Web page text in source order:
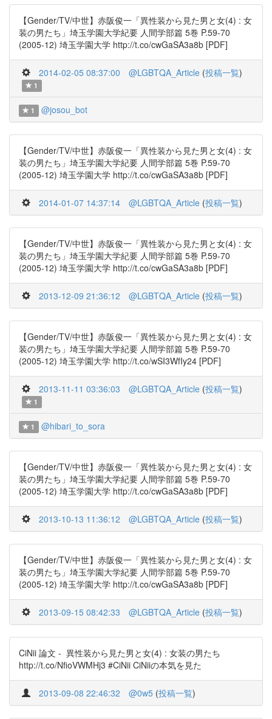
【Gender/TV/中世】赤阪俊一「異性装から見た男と女(4) : 女
装の男たち」埼玉学園大学紀要 人間学部篇 5巻 P.59-70
(2005-12) 埼玉学園大学 http://t.co/cwGaSA3a8b [PDF]
2014-02-05 08:37:00 @LGBTQA_Article (投稿一覧)
1
1 @josou_bot
【Gender/TV/中世】赤阪俊一「異性装から見た男と女(4) : 女
装の男たち」埼玉学園大学紀要 人間学部篇 5巻 P.59-70
(2005-12) 埼玉学園大学 http://t.co/cwGaSA3a8b [PDF]
2014-01-07 14:37:14 @LGBTQA_Article (投稿一覧)
【Gender/TV/中世】赤阪俊一「異性装から見た男と女(4) : 女
装の男たち」埼玉学園大学紀要 人間学部篇 5巻 P.59-70
(2005-12) 埼玉学園大学 http://t.co/cwGaSA3a8b [PDF]
2013-12-09 21:36:12 @LGBTQA_Article (投稿一覧)
【Gender/TV/中世】赤阪俊一「異性装から見た男と女(4) : 女
装の男たち」埼玉学園大学紀要 人間学部篇 5巻 P.59-70
(2005-12) 埼玉学園大学 http://t.co/wSI3WfIy24 [PDF]
2013-11-11 03:36:03 @LGBTQA_Article (投稿一覧)
1
1 @hibari_to_sora
【Gender/TV/中世】赤阪俊一「異性装から見た男と女(4) : 女
装の男たち」埼玉学園大学紀要 人間学部篇 5巻 P.59-70
(2005-12) 埼玉学園大学 http://t.co/cwGaSA3a8b [PDF]
2013-10-13 11:36:12 @LGBTQA_Article (投稿一覧)
【Gender/TV/中世】赤阪俊一「異性装から見た男と女(4) : 女
装の男たち」埼玉学園大学紀要 人間学部篇 5巻 P.59-70
(2005-12) 埼玉学園大学 http://t.co/cwGaSA3a8b [PDF]
2013-09-15 08:42:33 @LGBTQA_Article (投稿一覧)
CiNii 論文 - 異性装から見た男と女(4) : 女装の男たち
http://t.co/NfioVWMHj3 #CiNii CiNiiの本気を見た
2013-09-08 22:46:32 @0w5 (投稿一覧)